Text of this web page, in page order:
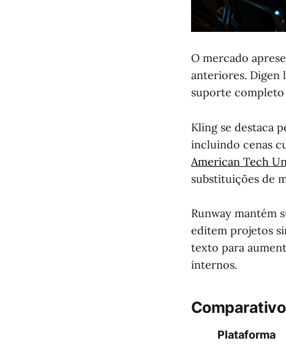
O mercado
anteriores. Digen
suporte
Kling se destaca
incluindo cenas
American Tech
substituições de
Runway mantém
editem projetos
texto para
internos.
Plataforma